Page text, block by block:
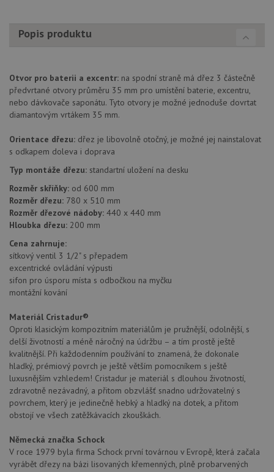
Popis produktu
Otvor pro baterii a excentr: na spodní straně má dřez 3 částečně
předvrtané otvory průměru 35 mm pro umístění baterie, excentru,
nebo dávkovače saponátu. Tyto otvory je možné jednoduše dovrtat
diamantovým vrtákem 35 mm.
Orientace dřezu: dřez je libovolně otočný, je možné jej nainstalovat
s odkapem doleva i doprava
Typ montáže dřezu: standartní uložení na desku
Rozměr skříňky: od 600 mm
Rozměr dřezu: 780 x 510 mm
Rozměr dřezové nádoby: 440 x 440 mm
Hloubka dřezu: 200 mm
Cena zahrnuje:
sítkový ventil 3 1/2" s přepadem
excentrické ovládání výpusti
sifon pro úsporu místa s odbočkou na myčku
montážní kování
Materiál Cristadur®
Oproti klasickým kompozitním materiálům je pružnější, odolnější, s
delší životností a méně náročný na údržbu – a tím prostě ještě
kvalitnější. Při každodenním používání to znamená, že dokonale
hladký, prémiový povrch je ještě větším pomocníkem s ještě
luxusnějším vzhledem! Cristadur je materiál s dlouhou životností,
zdravotně nezávadný, a přitom obzvlášť snadno udržovatelný s
povrchem, který je jedinečně hebký a hladký na dotek, a přitom
obstojí ve všech zatěžkávacích zkouškách.
Německá značka Schock
V roce 1979 byla firma Schock první továrnou v Evropě, která začala
vyrábět dřezy na bázi lisovaných křemenných, plně probarvených